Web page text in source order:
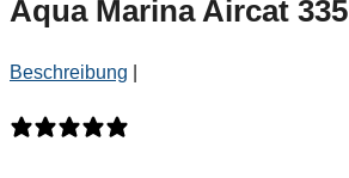
Aqua Marina Aircat 335
Beschreibung